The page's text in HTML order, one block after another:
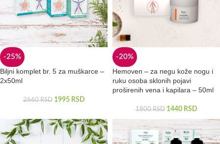
-25%
Biljni komplet br. 5 za muškarce –
2x50ml
2660RSD 1995 RSD
-20%
Hemoven – za negu kože nogu i
ruku osoba sklonih pojavi
proširenih vena i kapilara – 50ml
1800RSD 1440 RSD